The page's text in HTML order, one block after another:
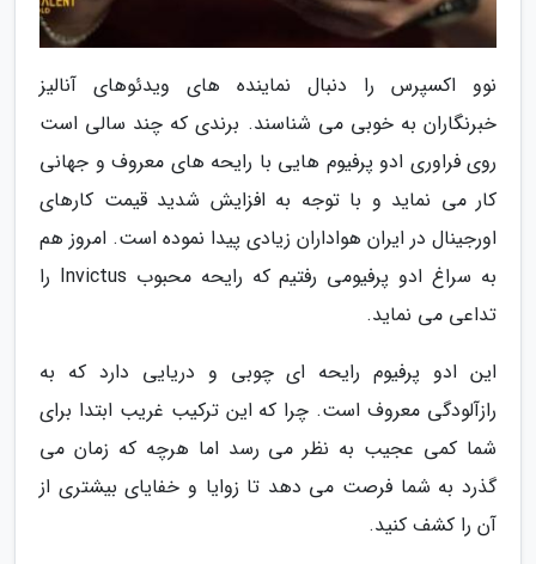
نوو اکسپرس را دنبال نماینده های ویدئوهای آنالیز
خبرنگاران به خوبی می شناسند. برندی که چند سالی است
روی فراوری ادو پرفیوم هایی با رایحه های معروف و جهانی
کار می نماید و با توجه به افزایش شدید قیمت کارهای
اورجینال در ایران هواداران زیادی پیدا نموده است. امروز هم
به سراغ ادو پرفیومی رفتیم که رایحه محبوب Invictus را
تداعی می نماید.
این ادو پرفیوم رایحه ای چوبی و دریایی دارد که به
رازآلودگی معروف است. چرا که این ترکیب غریب ابتدا برای
شما کمی عجیب به نظر می رسد اما هرچه که زمان می
گذرد به شما فرصت می دهد تا زوایا و خفایای بیشتری از
آن را کشف کنید.